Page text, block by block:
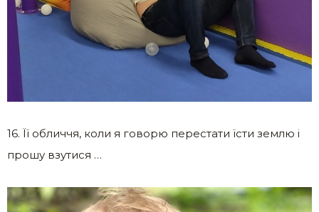
16. Її обличчя, коли я говорю перестати їсти землю і
прошу взутися …